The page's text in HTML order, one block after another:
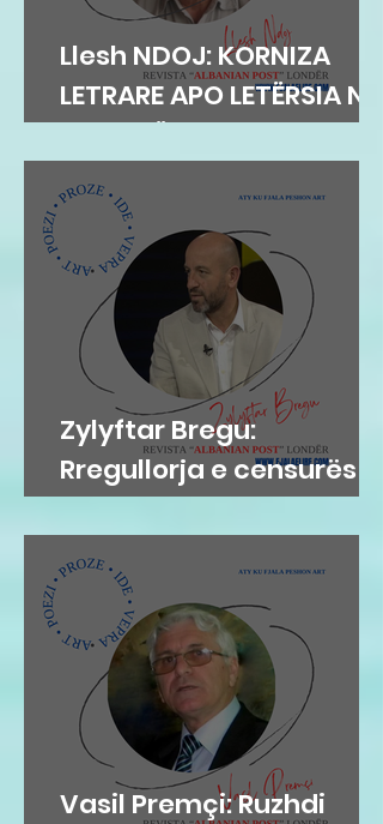
Llesh NDOJ: KORNIZA
LETRARE APO LETËRSIA NË
KORNIZË
Zylyftar Bregu:
Rregullorja e censurës
në Gjykatën e Posaçme
Vasil Premçi: Ruzhdi